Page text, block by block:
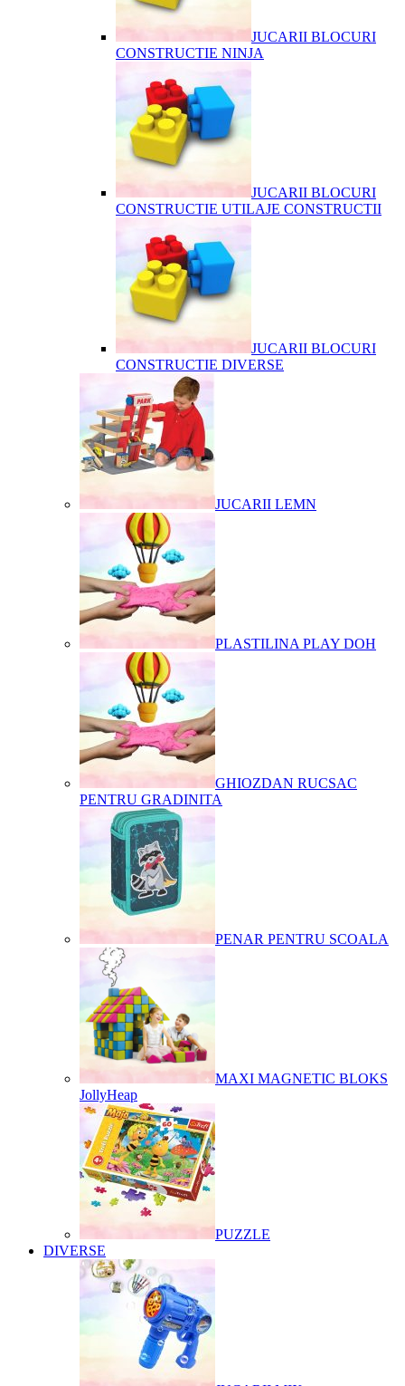
JUCARII BLOCURI
CONSTRUCTIE NINJA
JUCARII BLOCURI
CONSTRUCTIE UTILAJE CONSTRUCTII
JUCARII BLOCURI
CONSTRUCTIE DIVERSE
JUCARII LEMN
PLASTILINA PLAY DOH
GHIOZDAN RUCSAC
PENTRU GRADINITA
PENAR PENTRU SCOALA
MAXI MAGNETIC BLOKS
JollyHeap
PUZZLE
DIVERSE